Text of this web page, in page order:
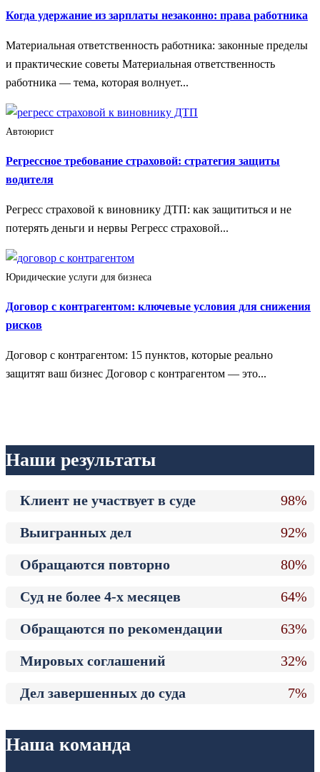
Когда удержание из зарплаты незаконно: права работника
Материальная ответственность работника: законные пределы
и практические советы Материальная ответственность
работника — тема, которая волнует...
Автоюрист
Регрессное требование страховой: стратегия защиты
водителя
Регресс страховой к виновнику ДТП: как защититься и не
потерять деньги и нервы Регресс страховой...
Юридические услуги для бизнеса
Договор с контрагентом: ключевые условия для снижения
рисков
Договор с контрагентом: 15 пунктов, которые реально
защитят ваш бизнес Договор с контрагентом — это...
Наши результаты
Клиент не участвует в суде 98%
Выигранных дел 92%
Обращаются повторно 80%
Суд не более 4-х месяцев 64%
Обращаются по рекомендации 63%
Мировых соглашений 32%
Дел завершенных до суда 7%
Наша команда